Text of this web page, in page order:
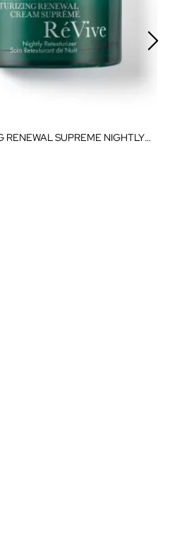
MOISTURIZING RENEWAL SUPREME NIGHTLY RETEXTURIZER 50ML